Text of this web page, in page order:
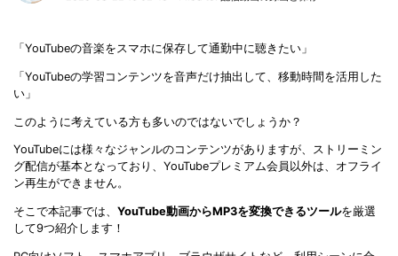
「YouTubeの音楽をスマホに保存して通勤中に聴きたい」
「YouTubeの学習コンテンツを音声だけ抽出して、移動時間を活用した
い」
このように考えている方も多いのではないでしょうか？
YouTubeには様々なジャンルのコンテンツがありますが、ストリーミン
グ配信が基本となっており、YouTubeプレミアム会員以外は、オフライ
ン再生ができません。
そこで本記事では、 YouTube動画からMP3を変換できるツールを厳選
して9つ紹介します！